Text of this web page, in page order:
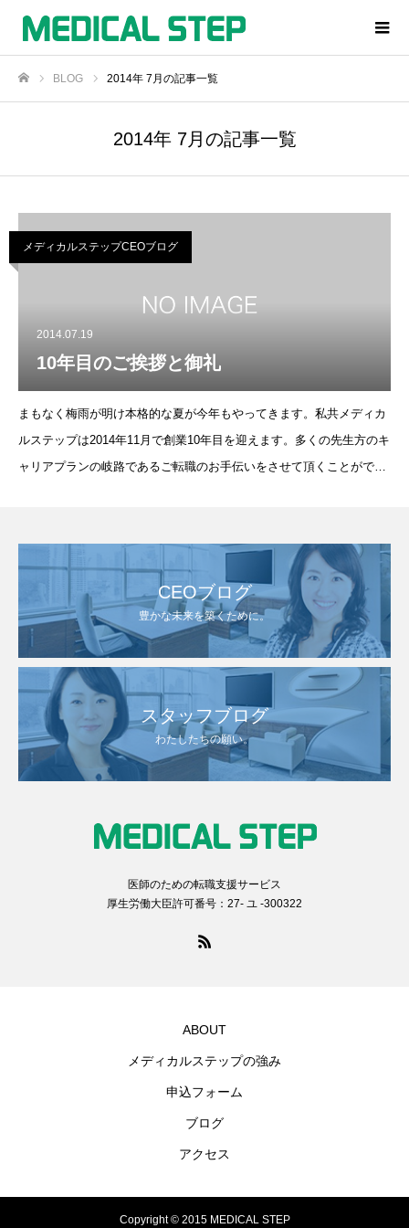
BLOG 2014年 7月の記事一覧
2014年 7月の記事一覧
メディカルステップCEOブログ
2014.07.19
10年目のご挨拶と御礼
まもなく梅雨が明け本格的な夏が今年もやってきます。私共メディカ
ルステップは2014年11月で創業10年目を迎えます。多くの先生方のキ
ャリアプランの岐路であるご転職のお手伝いをさせて頂くことができ
CEOブログ
豊かな未来を築くために。
スタッフブログ
わたしたちの願い。
医師のための転職支援サービス
厚生労働大臣許可番号：27- ユ -300322
ABOUT
メディカルステップの強み
申込フォーム
ブログ
アクセス
Copyright © 2015 MEDICAL STEP